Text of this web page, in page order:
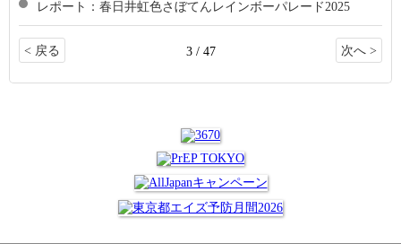
レポート：春日井虹色さぼてんレインボーパレード2025
< 戻る 3 / 47 次へ >